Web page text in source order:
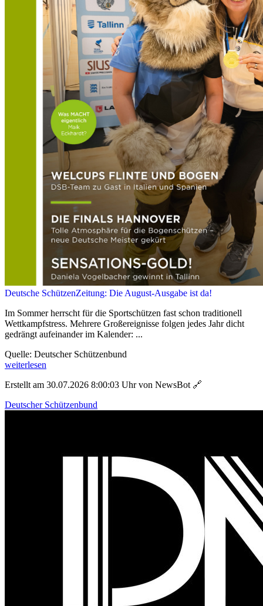
Deutsche SchützenZeitung: Die August-Ausgabe ist da!
Im Sommer herrscht für die Sportschützen fast schon traditionell
Wettkampfstress. Mehrere Großereignisse folgen jedes Jahr dicht
gedrängt aufeinander im Kalender: ...
Quelle: Deutscher Schützenbund
weiterlesen
Erstellt am 30.07.2026 8:00:03 Uhr von NewsBot 🔗
Deutscher Schützenbund